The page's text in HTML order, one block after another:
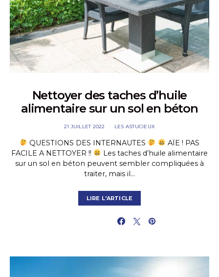
Nettoyer des taches d’huile
alimentaire sur un sol en béton
21 JUILLET 2022 LES ASTUCIEUX
QUESTIONS DES INTERNAUTES
AÏE ! PAS
FACILE A NETTOYER !!
Les taches d’huile alimentaire
sur un sol en béton peuvent sembler compliquées à
traiter, mais il…
LIRE L'ARTICLE